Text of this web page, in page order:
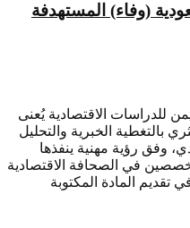
(وفاء) المستهدفة
للدراسات الاقتصادية يُعنى
بالتغطية الخبرية والتحليل
وفق رؤية مهنية ينفذها
في الصحافة الاقتصادية
تقديم المادة المكتوبة